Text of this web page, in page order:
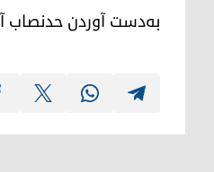
به‌دست آوردن حدنصاب